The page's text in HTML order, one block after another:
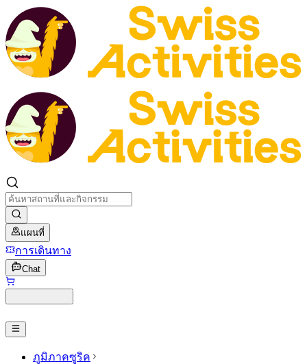
แผนที่
การเดินทาง
Chat
ภูมิภาคซูริค